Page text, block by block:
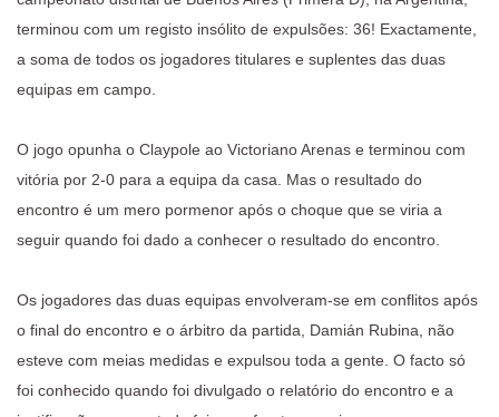
terminou com um registo insólito de expulsões: 36! Exactamente,
a soma de todos os jogadores titulares e suplentes das duas
equipas em campo.
O jogo opunha o Claypole ao Victoriano Arenas e terminou com
vitória por 2-0 para a equipa da casa. Mas o resultado do
encontro é um mero pormenor após o choque que se viria a
seguir quando foi dado a conhecer o resultado do encontro.
Os jogadores das duas equipas envolveram-se em conflitos após
o final do encontro e o árbitro da partida, Damián Rubina, não
esteve com meias medidas e expulsou toda a gente. O facto só
foi conhecido quando foi divulgado o relatório do encontro e a